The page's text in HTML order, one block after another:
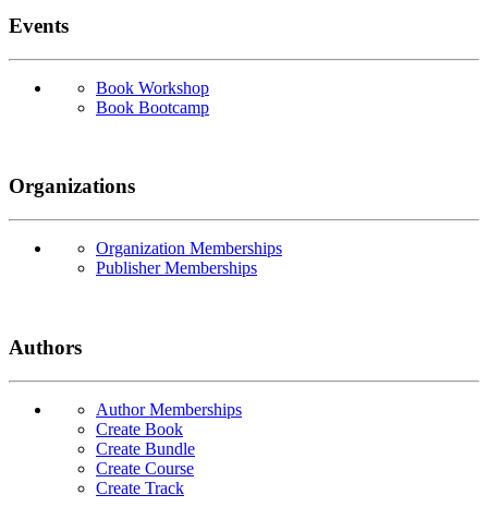
Events
Book Workshop
Book Bootcamp
Organizations
Organization Memberships
Publisher Memberships
Authors
Author Memberships
Create Book
Create Bundle
Create Course
Create Track